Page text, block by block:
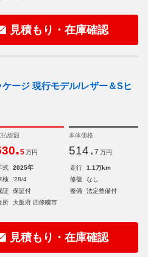
見積もり・在庫確認
ージ 現行モデル/レザー＆Sヒ
払総額
.5 万円
本体価格
514. 7 万円
式 2025年 走行
1.1万km
検
'28/4 修復
なし
証
保証付 整備
法定整備付
所
大阪府 四條畷市
見積もり・在庫確認